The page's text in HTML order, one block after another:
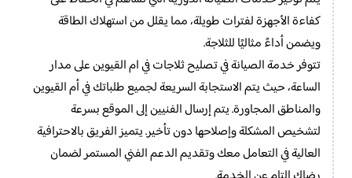
كفاءة الأجهزة لفترات طويلة، مما يقلل من استهلاك الطاقة
ويضمن أداءً مثاليًا للثلاجة.
تتوفر خدمة الصيانة في تصليح ثلاجات في ام القيوين على مدار
الساعة، حيث يتم الاستجابة السريعة لجميع طلباتك في أم القيوين
والمناطق المجاورة. يتم إرسال الفنيين إلى الموقع بسرعة
لتشخيص المشكلة وإصلاحها دون تأخير. يتميز الفريق بالاحترافية
العالية في التعامل معك وتقديم الدعم الفني المستمر لضمان